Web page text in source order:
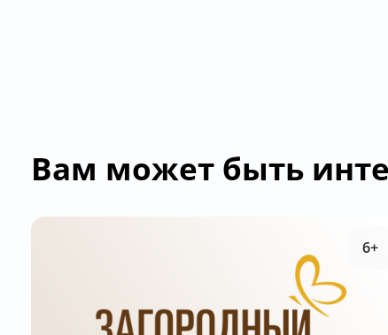
Вам может быть
6+